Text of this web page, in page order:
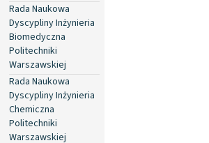
Rada Naukowa
Dyscypliny Inżynieria
Biomedyczna
Politechniki
Warszawskiej
Rada Naukowa
Dyscypliny Inżynieria
Chemiczna
Politechniki
Warszawskiej